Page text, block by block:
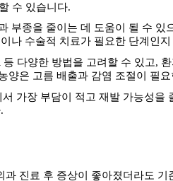
수 있습니다.
부종을 줄이는 데 도움이 될 수 있
나 수술적 치료가 필요한 단계인
등 다양한 방법을 고려할 수 있고,
양은 고름 배출과 감염 조절이 필
가장 부담이 적고 재발 가능성을
.
과 진료 후 증상이 좋아졌더라도 기